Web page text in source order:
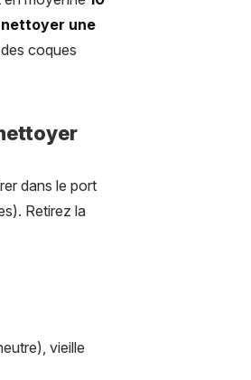
une
coques
dans le port
Retirez la
vieille